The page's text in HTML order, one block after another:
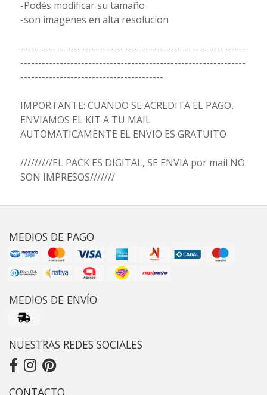
-Podés modificar su tamaño
-son imagenes en alta resolucion
---------------------------------------------------------------
---------------------------------------------------------------
----------------------------------------
IMPORTANTE: CUANDO SE ACREDITA EL PAGO,
ENVIAMOS EL KIT A TU MAIL
AUTOMATICAMENTE EL ENVIO ES GRATUITO
/////////EL PACK ES DIGITAL, SE ENVIA por mail NO
SON IMPRESOS///////
MEDIOS DE PAGO
MEDIOS DE ENVÍO
NUESTRAS REDES SOCIALES
CONTACTO